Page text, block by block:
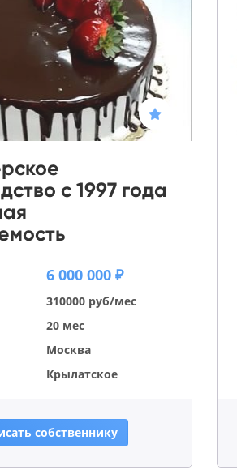
с 1997 года
6 000 000 ₽
310000 руб/мес
20 мес
Москва
Крылатское
собственнику